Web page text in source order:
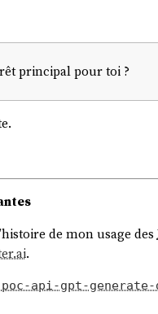
principal pour toi ?
de mon usage des
.
poc-api-gpt-generate-